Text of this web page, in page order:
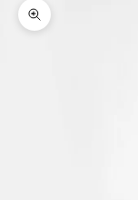
Zoom na imagem